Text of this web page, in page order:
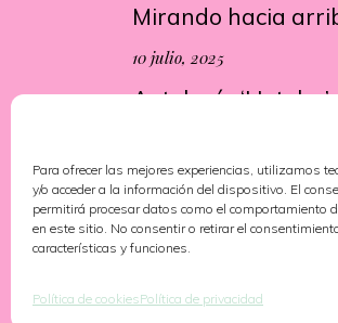
Para ofrecer las mejores experiencias, utilizamos
y/o acceder a la información del dispositivo. El
permitirá procesar datos como el comportamiento
en este sitio. No consentir o retirar el
características y funciones.
Política de cookiesPolítica de privacidad
Mirando hacia
10 julio, 2025
Antología ‘Hoteles’